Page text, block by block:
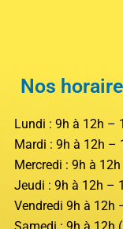
Nos
Lundi : 9h à 12h –
Mardi : 9h à 12h –
Mercredi : 9h à
Jeudi : 9h à 12h –
Vendredi 9h à 12h